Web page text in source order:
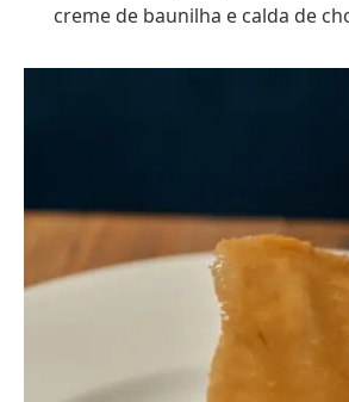
creme de baunilha e calda de